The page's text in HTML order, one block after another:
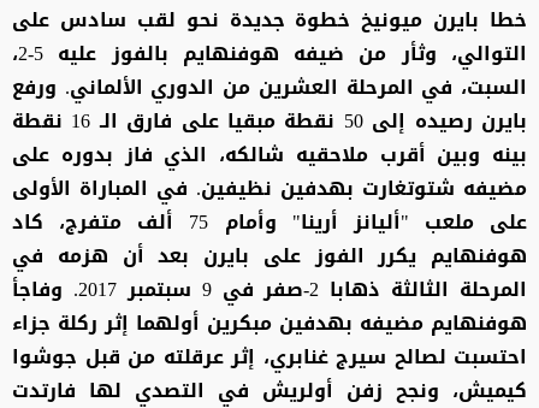
خطا بايرن ميونيخ خطوة جديدة نحو لقب سادس على
التوالي، وثأر من ضيفه هوفنهايم بالفوز عليه 5-2،
السبت، في المرحلة العشرين من الدوري الألماني. ورفع
بايرن رصيده إلى 50 نقطة مبقيا على فارق الـ 16 نقطة
بينه وبين أقرب ملاحقيه شالكه، الذي فاز بدوره على
مضيفه شتوتغارت بهدفين نظيفين. في المباراة الأولى
على ملعب "أليانز أرينا" وأمام 75 ألف متفرج، كاد
هوفنهايم يكرر الفوز على بايرن بعد أن هزمه في
المرحلة الثالثة ذهابا 2-صفر في 9 سبتمبر 2017. وفاجأ
هوفنهايم مضيفه بهدفين مبكرين أولهما إثر ركلة جزاء
احتسبت لصالح سيرج غنابري، إثر عرقلته من قبل جوشوا
كيميش، ونجح زفن أولريش في التصدي لها فارتدت